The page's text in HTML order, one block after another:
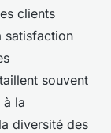
clients
satisfaction
souvent
la
diversité des